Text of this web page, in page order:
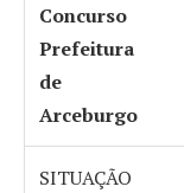
Concurso
Prefeitura
de
Arceburgo
SITUAÇÃO